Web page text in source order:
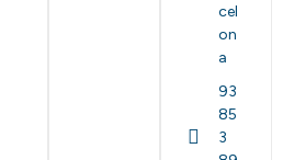
cel
on
a
93
85
3